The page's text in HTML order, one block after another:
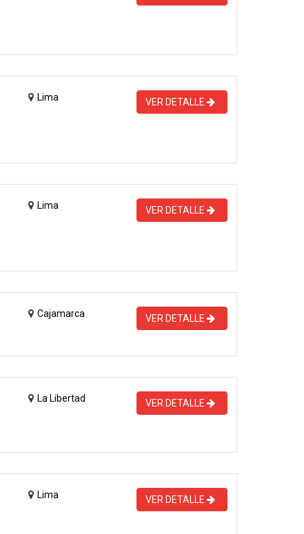
Lima VER DETALLE
Lima VER DETALLE
Cajamarca VER DETALLE
La Libertad VER DETALLE
Lima VER DETALLE